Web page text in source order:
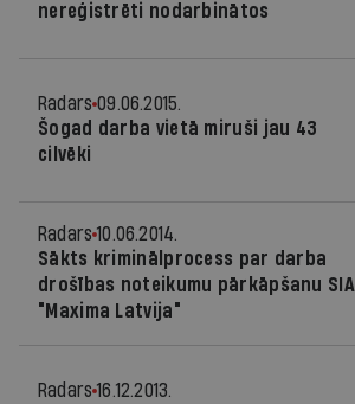
nereģistrēti nodarbinātos
Radars 09.06.2015.
Šogad darba vietā miruši jau 43
cilvēki
Radars 10.06.2014.
Sākts kriminālprocess par darba
drošības noteikumu pārkāpšanu SIA
"Maxima Latvija"
Radars 16.12.2013.